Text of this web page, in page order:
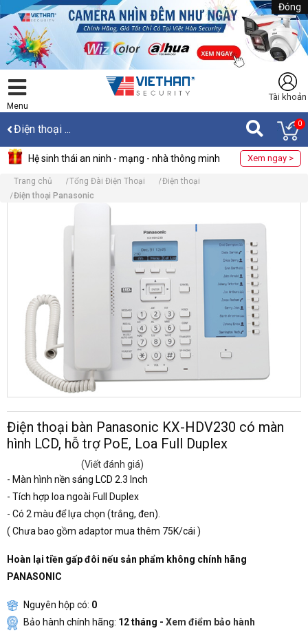
Đóng
Menu
Tài khoản
Điện thoại ... 0
Hệ sinh thái an ninh - mạng - nhà thông minh Xem ngay >
Trang chủ Tổng Đài Điện Thoại
Điện thoại
Điện thoại Panasonic
Điện thoại bàn Panasonic KX-HDV230 có màn
hình LCD, hỗ trợ PoE, Loa Full Duplex
(Viết đánh giá)
- Màn hình nền sáng LCD 2.3 Inch
- Tích hợp loa ngoài Full Duplex
- Có 2 màu để lựa chọn (trắng, đen).
( Chưa bao gồm adaptor mua thêm 75K/cái )
Hoàn lại tiền gấp đôi nếu sản phẩm không chính hãng
PANASONIC
Nguyên hộp có: 0
Bảo hành chính hãng: 12 tháng - Xem điểm bảo hành